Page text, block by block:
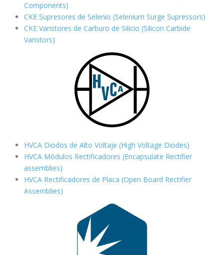
Components)
CKE Supresores de Selenio (Selenium Surge Supressors)
CKE Varistores de Carburo de Silicio (Silicon Carbide
Varistors)
HVCA Diodos de Alto Voltaje (High Voltage Diodes)
HVCA Módulos Rectificadores (Encapsulate Rectifier
assemblies)
HVCA Rectificadores de Placa (Open Board Rectifier
Assemblies)